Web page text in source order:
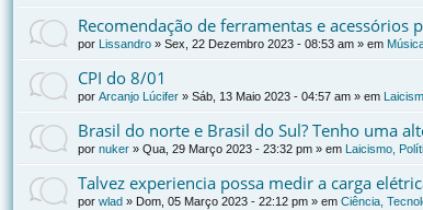
Recomendação de ferramentas e acessórios
por Lissandro » Sex, 22 Dezembro 2023 - 08:53 am » em
CPI do 8/01
por Arcanjo Lúcifer » Sáb, 13 Maio 2023 - 04:57 am » em
Brasil do norte e Brasil do Sul? Tenho uma
por nuker » Qua, 29 Março 2023 - 23:32 pm » em Laicismo,
Talvez experiencia possa medir a carga
por wlad » Dom, 05 Março 2023 - 22:12 pm » em Ciência,